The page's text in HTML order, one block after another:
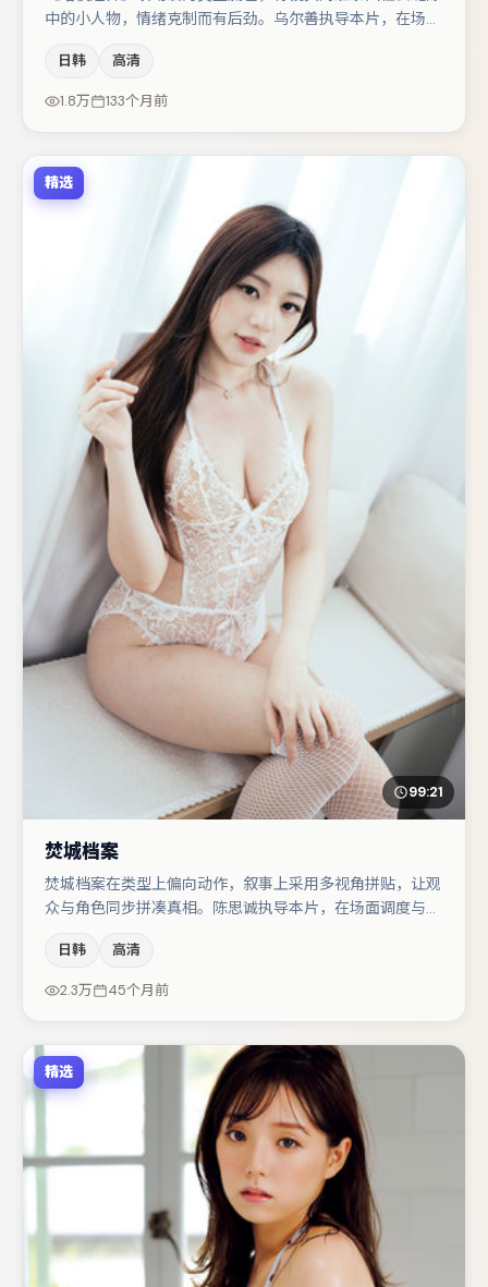
中的小人物，情绪克制而有后劲。乌尔善执导本片，在场面
海璐与杨幂的对手戏构成全片情感锚点，王景春则以细节塑
造推动谜题层层揭开。节奏紧凑、反转有度，值得列入片
日韩 高清
1.8万 133个月前
精选
99:21
焚城档案
焚城档案在类型上偏向动作，叙事上采用多视角拼贴，让观
众与角色同步拼凑真相。陈思诚执导本片，在场面调度与表
承担叙事驱动，肖央、汤唯分别提供反差与喜剧/悬疑调剂
（视场次而定）。节奏紧凑、反转有度，值得列入片单。
日韩 高清
2.3万 45个月前
精选